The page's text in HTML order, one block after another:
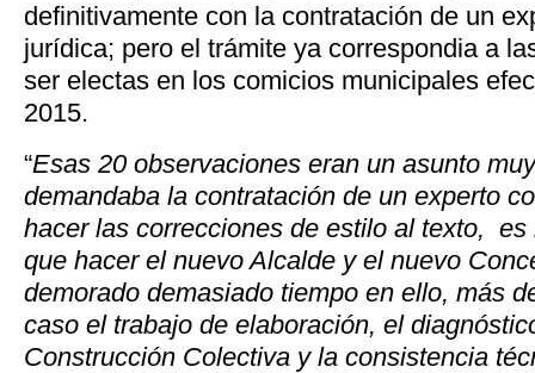
definitivamente con la contratación de un
jurídica; pero el trámite ya correspondia a
ser electas en los comicios municipales
2015.
“Esas 20 observaciones eran un asunto
demandaba la contratación de un experto
hacer las correcciones de estilo al texto,
que hacer el nuevo Alcalde y el nuevo
demorado demasiado tiempo en ello, más
caso el trabajo de elaboración, el
Construcción Colectiva y la consistencia